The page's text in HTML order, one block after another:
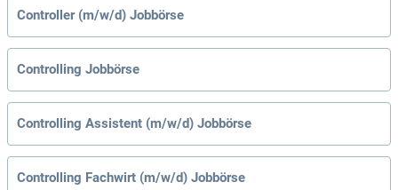
Controller (m/w/d) Jobbörse
Controlling Jobbörse
Controlling Assistent (m/w/d) Jobbörse
Controlling Fachwirt (m/w/d) Jobbörse